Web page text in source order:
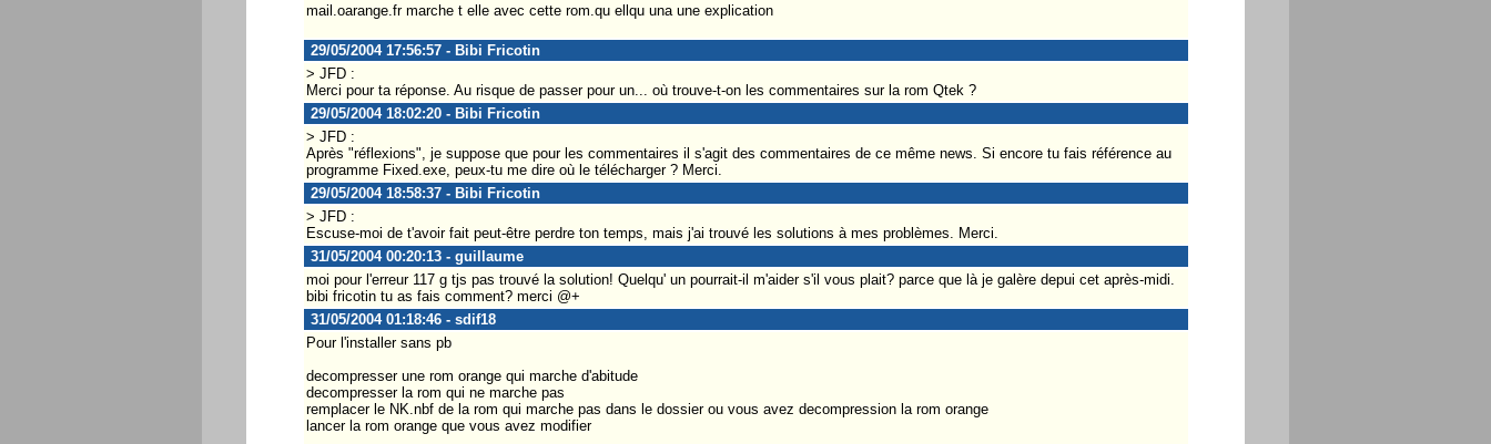
mail.oarange.fr marche t elle avec cette rom.qu ellqu una une explication
29/05/2004 17:56:57 - Bibi Fricotin
> JFD :
Merci pour ta réponse. Au risque de passer pour un... où trouve-t-on les commentaires sur la rom Qtek ?
29/05/2004 18:02:20 - Bibi Fricotin
> JFD :
Après "réflexions", je suppose que pour les commentaires il s'agit des commentaires de ce même news. Si encore tu fais référence au
programme Fixed.exe, peux-tu me dire où le télécharger ? Merci.
29/05/2004 18:58:37 - Bibi Fricotin
> JFD :
Escuse-moi de t'avoir fait peut-être perdre ton temps, mais j'ai trouvé les solutions à mes problèmes. Merci.
31/05/2004 00:20:13 - guillaume
moi pour l'erreur 117 g tjs pas trouvé la solution! Quelqu' un pourrait-il m'aider s'il vous plait? parce que là je galère depui cet après-midi.
bibi fricotin tu as fais comment? merci @+
31/05/2004 01:18:46 - sdif18
Pour l'installer sans pb
decompresser une rom orange qui marche d'abitude
decompresser la rom qui ne marche pas
remplacer le NK.nbf de la rom qui marche pas dans le dossier ou vous avez decompression la rom orange
lancer la rom orange que vous avez modifier